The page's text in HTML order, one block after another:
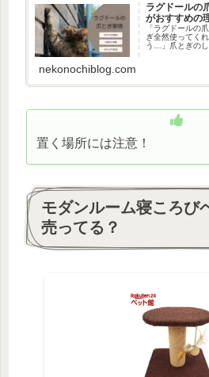
ラグドールの
がおすすめの
「ラグドールの
ぎ全然使ってく
う…」爪とぎの
ね…！そんなと
リバリ（逃走）
nekonochiblog.com
置く場所には注意！
モダンルーム寝ころび
売ってる？